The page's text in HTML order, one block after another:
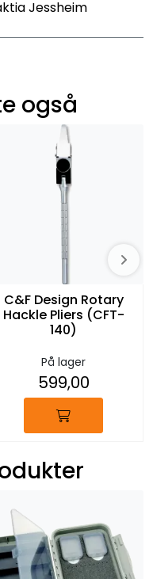
Jessheim
også
C&F Design Rotary
Hackle Pliers (CFT-
140)
På lager
599,00